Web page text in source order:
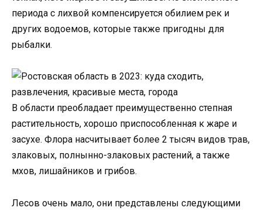
периода с лихвой компенсируется обилием рек и
других водоемов, которые также пригодны для
рыбалки.
В области преобладает преимущественно степная
растительность, хорошо приспособленная к жаре и
засухе. Флора насчитывает более 2 тысяч видов трав,
злаковых, полнынно-злаковых растений, а также
мхов, лишайников и грибов.
Лесов очень мало, они представлены следующими